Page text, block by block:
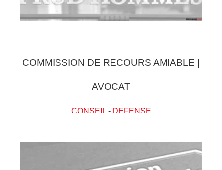
COMMISSION DE RECOURS AMIABLE |
AVOCAT
CONSEIL- DEFENSE